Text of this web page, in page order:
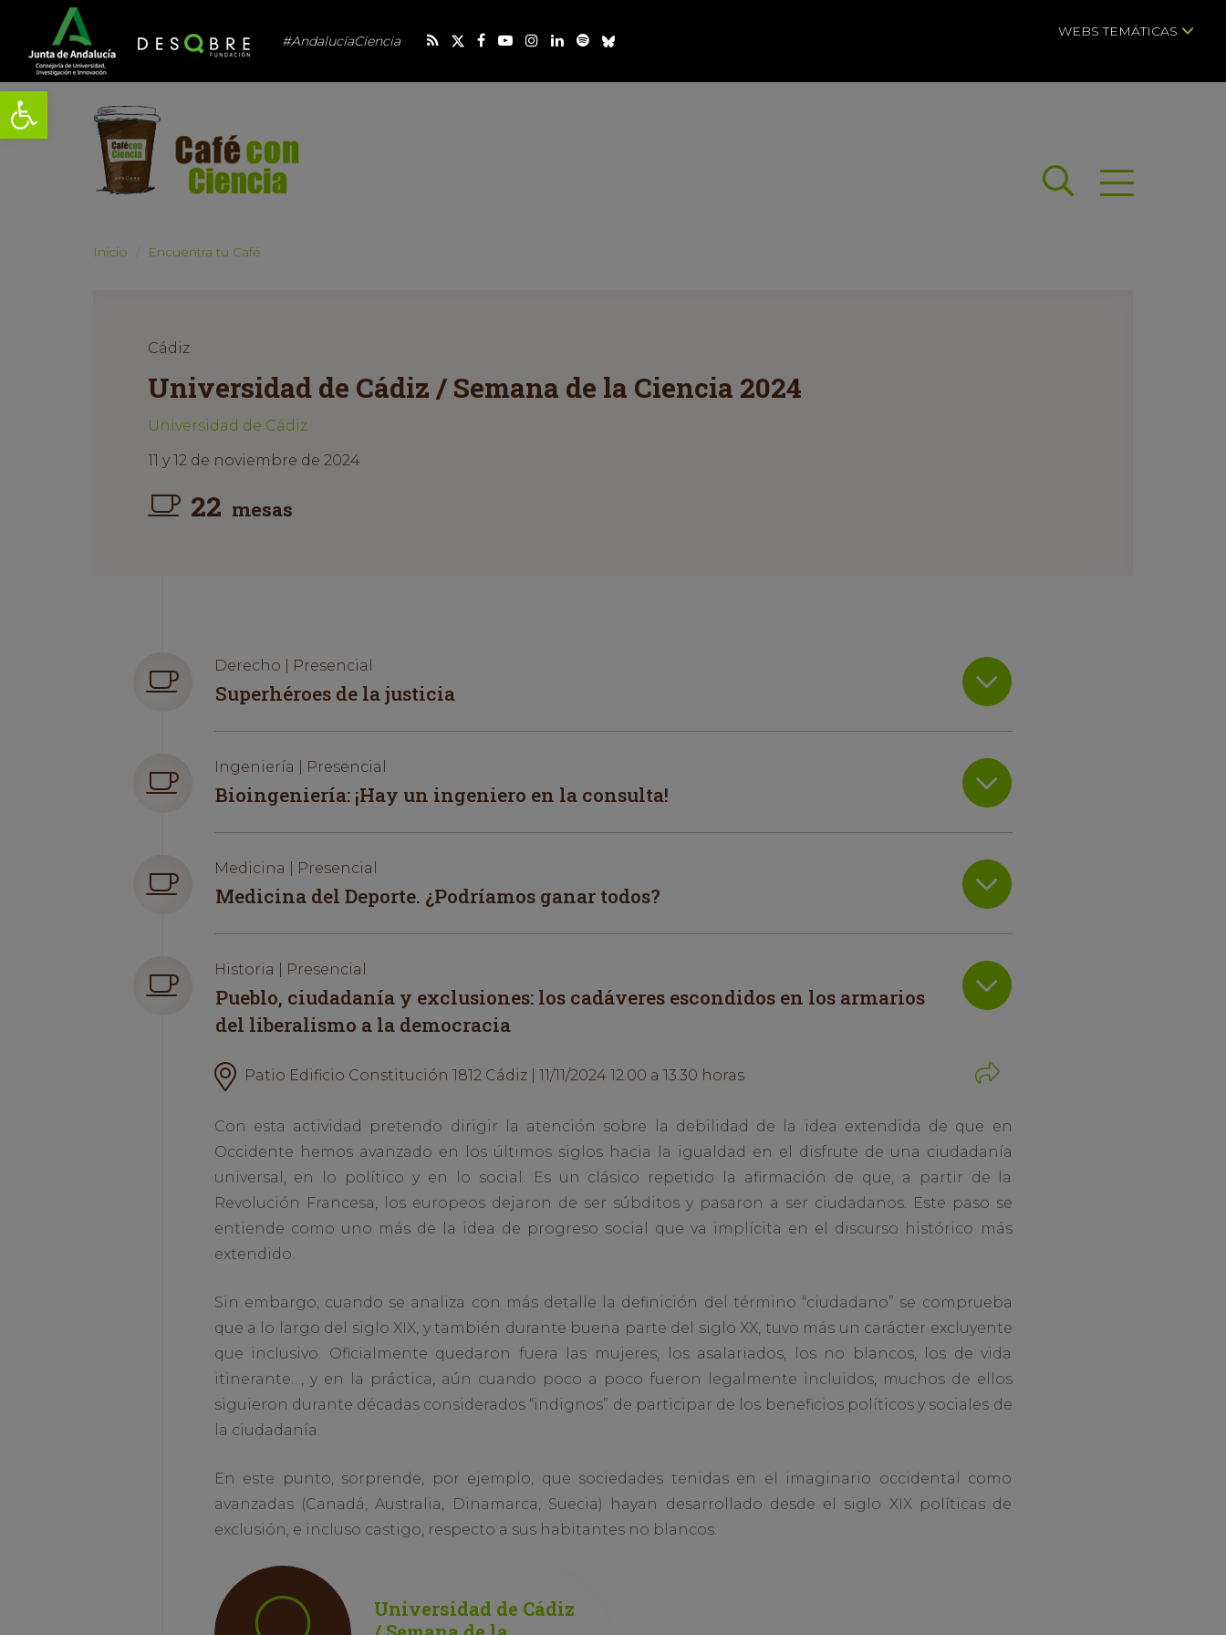
Abrir barra de herramientas
#AndalucíaCiencia
WEBS TEMÁTICAS
BuscarAbrir menú
Inicio Encuentra tu Café
Cádiz
Universidad de Cádiz / Semana de la Ciencia 2024
Universidad de Cádiz
11 y 12 de noviembre de 2024
22 mesas
Derecho | Presencial
Superhéroes de la justicia
Ingeniería | Presencial
Bioingeniería: ¡Hay un ingeniero en la consulta!
Medicina | Presencial
Medicina del Deporte. ¿Podríamos ganar todos?
Historia | Presencial
Pueblo, ciudadanía y exclusiones: los cadáveres escondidos en los armarios
del liberalismo a la democracia
Patio Edificio Constitución 1812 Cádiz | 11/11/2024 12.00 a 13.30 horas
Con esta actividad pretendo dirigir la atención sobre la debilidad de la idea extendida de que en
Occidente hemos avanzado en los últimos siglos hacia la igualdad en el disfrute de una ciudadanía
universal, en lo político y en lo social. Es un clásico repetido la afirmación de que, a partir de la
Revolución Francesa, los europeos dejaron de ser súbditos y pasaron a ser ciudadanos. Este paso se
entiende como uno más de la idea de progreso social que va implícita en el discurso histórico más
extendido.
Sin embargo, cuando se analiza con más detalle la definición del término “ciudadano” se comprueba
que a lo largo del siglo XIX, y también durante buena parte del siglo XX, tuvo más un carácter excluyente
que inclusivo. Oficialmente quedaron fuera las mujeres, los asalariados, los no blancos, los de vida
itinerante…, y en la práctica, aún cuando poco a poco fueron legalmente incluidos, muchos de ellos
siguieron durante décadas considerados “indignos” de participar de los beneficios políticos y sociales de
la ciudadanía.
En este punto, sorprende, por ejemplo, que sociedades tenidas en el imaginario occidental como
avanzadas (Canadá, Australia, Dinamarca, Suecia) hayan desarrollado desde el siglo XIX políticas de
exclusión, e incluso castigo, respecto a sus habitantes no blancos.
Universidad de Cádiz